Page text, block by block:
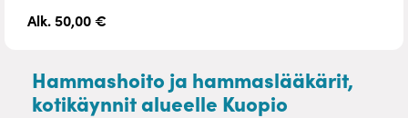
Alk. 50,00 €
Hammashoito ja hammaslääkärit,
kotikäynnit alueelle Kuopio